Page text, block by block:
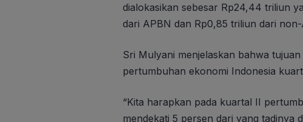
dialokasikan sebesar Rp24,44 triliun
dari APBN dan Rp0,85 triliun dari non-
Sri Mulyani menjelaskan bahwa
pertumbuhan ekonomi Indonesia
“Kita harapkan pada kuartal II
mendekati 5 persen dari yang tadinya